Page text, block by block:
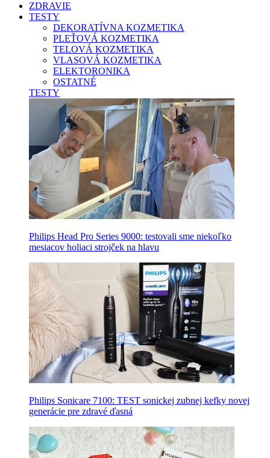
ZDRAVIE
TESTY
DEKORATÍVNA KOZMETIKA
PLEŤOVÁ KOZMETIKA
TELOVÁ KOZMETIKA
VLASOVÁ KOZMETIKA
ELEKTORONIKA
OSTATNÉ
TESTY
Philips Head Pro Series 9000: testovali sme niekoľko
mesiacov holiaci strojček na hlavu
Philips Sonicare 7100: TEST sonickej zubnej kefky novej
generácie pre zdravé ďasná